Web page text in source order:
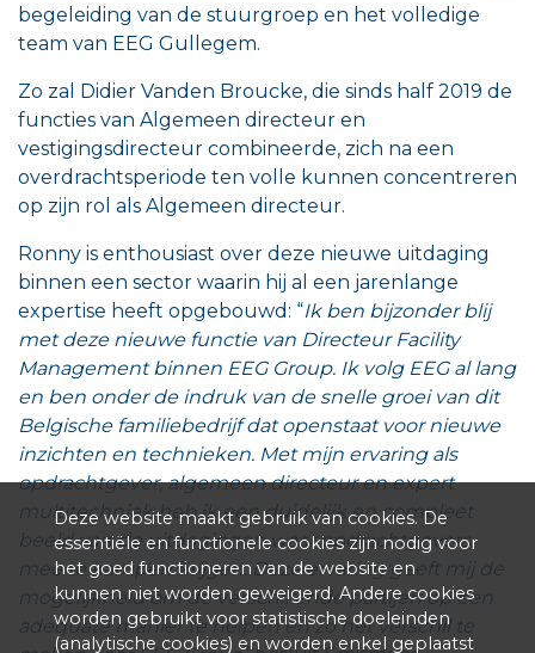
Deze website maakt gebruik van cookies. De
essentiële en functionele cookies zijn nodig voor
het goed functioneren van de website en
kunnen niet worden geweigerd. Andere cookies
worden gebruikt voor statistische doeleinden
(analytische cookies) en worden enkel geplaatst
begeleiding van de stuurgroep en het volledige
team van EEG Gullegem.
Zo zal Didier Vanden Broucke, die sinds half 2019 de
functies van Algemeen directeur en
vestigingsdirecteur combineerde, zich na een
overdrachtsperiode ten volle kunnen concentreren
op zijn rol als Algemeen directeur.
Ronny is enthousiast over deze nieuwe uitdaging
binnen een sector waarin hij al een jarenlange
expertise heeft opgebouwd: “Ik ben bijzonder blij
met deze nieuwe functie van Directeur Facility
Management binnen EEG Group. Ik volg EEG al lang
en ben onder de indruk van de snelle groei van dit
Belgische familiebedrijf dat openstaat voor nieuwe
inzichten en technieken. Met mijn ervaring als
opdrachtgever, algemeen directeur en expert
multitechniek heb ik een duidelijk en compleet
beeld van de uitdagingen waar opdrachtgevers
mee te kampen krijgen. Deze ervaring geeft mij de
mogelijkheid om de verschillende partijen op een
adequate manier te helpen en zo het verschil te